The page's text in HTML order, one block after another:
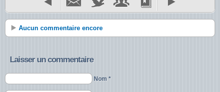
Aucun commentaire encore
Laisser un commentaire
Nom *